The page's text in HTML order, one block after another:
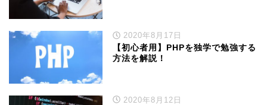
2020年8月17日
【初心者用】PHPを独学で勉強する
方法を解説！
2020年8月12日